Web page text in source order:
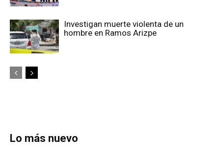
Investigan muerte violenta de un
hombre en Ramos Arizpe
Lo más nuevo